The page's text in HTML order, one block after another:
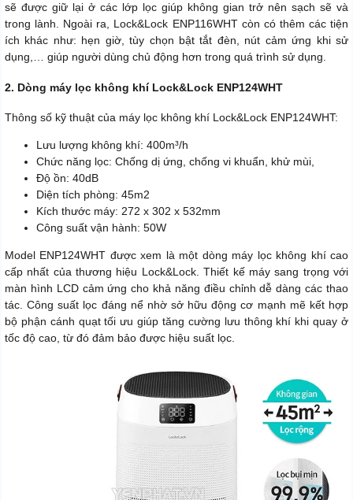
sẽ được giữ lại ở các lớp lọc giúp không gian trở nên sạch sẽ và
trong lành. Ngoài ra, Lock&Lock ENP116WHT còn có thêm các tiện
ích khác như: hẹn giờ, tùy chọn bật tắt đèn, nút cảm ứng khi sử
dụng,… giúp người dùng chủ động hơn trong quá trình sử dụng.
2. Dòng máy lọc không khí Lock&Lock ENP124WHT
Thông số kỹ thuật của máy lọc không khí Lock&Lock ENP124WHT:
Lưu lượng không khí: 400m³/h
Chức năng lọc: Chống dị ứng, chống vi khuẩn, khử mùi,
Độ ồn: 40dB
Diện tích phòng: 45m2
Kích thước máy: 272 x 302 x 532mm
Công suất vận hành: 50W
Model ENP124WHT được xem là một dòng máy lọc không khí cao
cấp nhất của thương hiệu Lock&Lock. Thiết kế máy sang trọng với
màn hình LCD cảm ứng cho khả năng điều chỉnh dễ dàng các thao
tác. Công suất lọc đáng nể nhờ sở hữu động cơ mạnh mẽ kết hợp
bộ phận cánh quạt tối ưu giúp tăng cường lưu thông khí khi quay ở
tốc độ cao, từ đó đảm bảo được hiệu suất lọc.